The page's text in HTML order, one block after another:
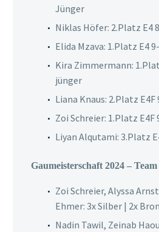
Jünger
Niklas Höfer: 2.Platz E4
Elida Mzava: 1.Platz E4
Kira Zimmermann:
jünger
Liana Knaus: 2.Platz E4F
Zoi Schreier: 1.Platz E4F
Liyan Alqutami: 3.Platz
Gaumeisterschaft 2024 – Team
Zoi Schreier, Alyssa
Ehmer: 3x Silber | 2x
Nadin Tawil, Zeinab